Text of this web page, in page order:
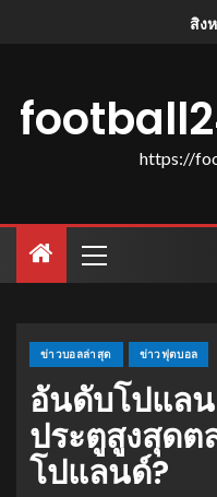
สิง
https://
ข่าวบอลล่าสุด ข่าวฟุตบอล
อันดับโปแล
ประตูสูงสุดต
โปแลนด์?